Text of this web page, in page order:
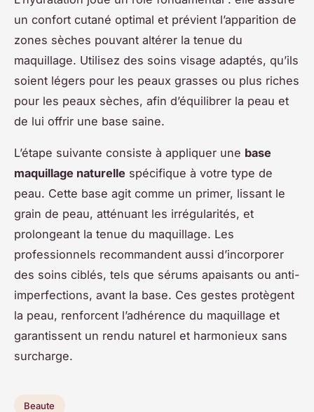
un confort cutané optimal et prévient l’apparition de
zones sèches pouvant altérer la tenue du
maquillage. Utilisez des soins visage adaptés, qu’ils
soient légers pour les peaux grasses ou plus riches
pour les peaux sèches, afin d’équilibrer la peau et
de lui offrir une base saine.
L’étape suivante consiste à appliquer une base
maquillage naturelle spécifique à votre type de
peau. Cette base agit comme un primer, lissant le
grain de peau, atténuant les irrégularités, et
prolongeant la tenue du maquillage. Les
professionnels recommandent aussi d’incorporer
des soins ciblés, tels que sérums apaisants ou anti-
imperfections, avant la base. Ces gestes protègent
la peau, renforcent l’adhérence du maquillage et
garantissent un rendu naturel et harmonieux sans
surcharge.
Beaute